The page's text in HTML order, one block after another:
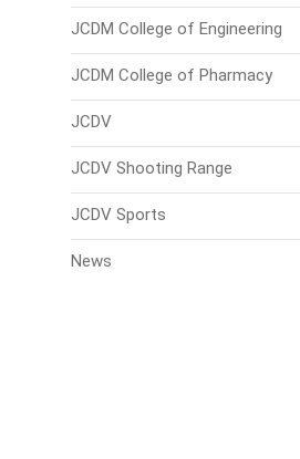
JCDM College of Engineering
JCDM College of Pharmacy
JCDV
JCDV Shooting Range
JCDV Sports
News